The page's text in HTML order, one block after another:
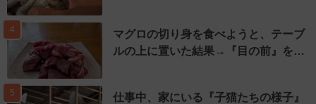
4
マグロの切り身を食べようと、テーブ
ルの上に置いた結果→『目の前』を…
5
仕事中、家にいる『子猫たちの様子』